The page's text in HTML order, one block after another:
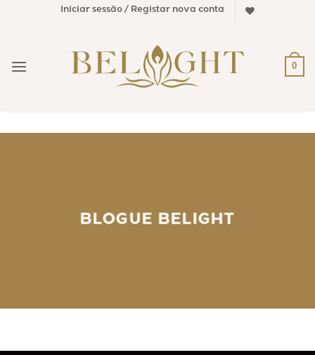
Iniciar sessão / Registar nova conta
0
BLOGUE BELIGHT